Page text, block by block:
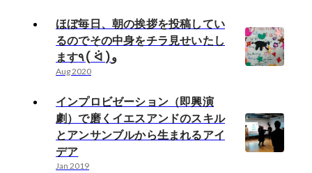
ほぼ毎日、朝の挨拶を投稿してい
るのでその中身をチラ見せいたし
ます٩( ᐛ )و
Aug 2020
インプロビゼーション（即興演
劇）で磨くイエスアンドのスキル
とアンサンブルから生まれるアイ
デア
Jan 2019